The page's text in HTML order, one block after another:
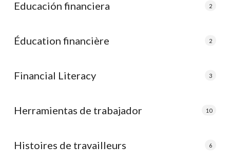
Educación financiera 2
Éducation financière 2
Financial Literacy 3
Herramientas de trabajador 10
Histoires de travailleurs 6